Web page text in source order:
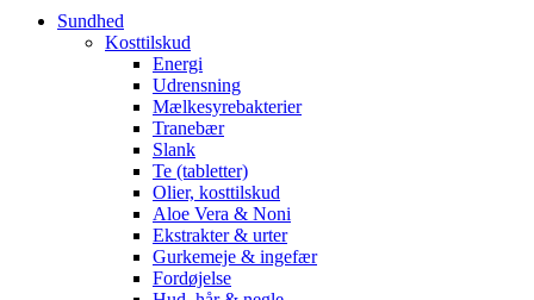
Sundhed
Kosttilskud
Energi
Udrensning
Mælkesyrebakterier
Tranebær
Slank
Te (tabletter)
Olier, kosttilskud
Aloe Vera & Noni
Ekstrakter & urter
Gurkemeje & ingefær
Fordøjelse